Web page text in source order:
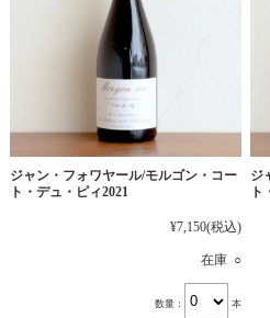
ジャン・フォワヤール/モルゴン・コー
ト・デュ・ピィ2021
¥7,150(税込)
在庫 ○
数量： 本
ジ